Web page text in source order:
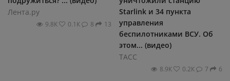
Лента.ру
9.8К 0.1К 8 13
Starlink и 34 пункта
управления
беспилотниками ВСУ. Об
этом... (видео)
ТАСС
8.9К 0.2К 7 6